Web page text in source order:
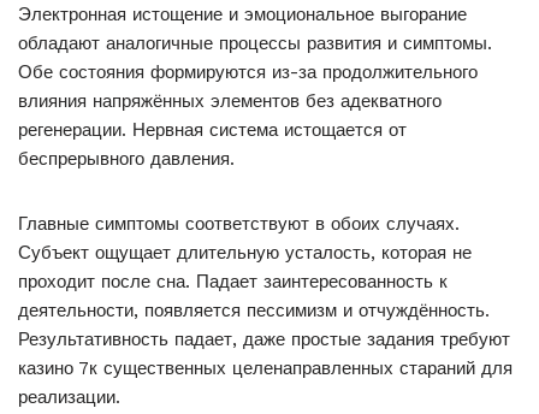
Электронная истощение и эмоциональное выгорание
обладают аналогичные процессы развития и симптомы.
Обе состояния формируются из-за продолжительного
влияния напряжённых элементов без адекватного
регенерации. Нервная система истощается от
беспрерывного давления.
Главные симптомы соответствуют в обоих случаях.
Субъект ощущает длительную усталость, которая не
проходит после сна. Падает заинтересованность к
деятельности, появляется пессимизм и отчуждённость.
Результативность падает, даже простые задания требуют
казино 7к существенных целенаправленных стараний для
реализации.